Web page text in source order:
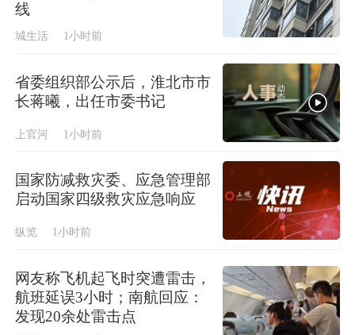
线
城生活 1小时前
省委组织部公示后，淮北市市
长蒋曦，出任市委书记
上官河 1小时前
国家防减救灾委、应急管理部
启动国家四级救灾应急响应
纵览 1小时前
网友称飞机起飞时突遭雷击，
航班延误3小时；南航回应：
发现20余处雷击点